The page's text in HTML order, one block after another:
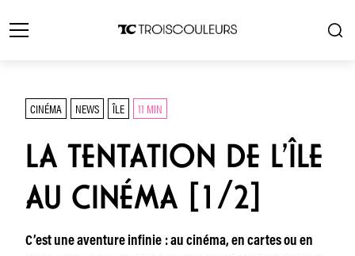
CINÉMA NEWS ÎLE 11 MIN
LA TENTATION DE L’ÎLE
AU CINÉMA [1/2]
C’est une aventure infinie : au cinéma, en cartes ou en